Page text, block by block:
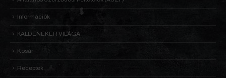
Információk
KALDENEKER VILÁGA
Kosár
Receptek